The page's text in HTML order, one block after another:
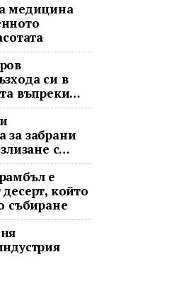
медицина
си в
въпреки
пауза
за забрани
с
правила
е
който
събиране